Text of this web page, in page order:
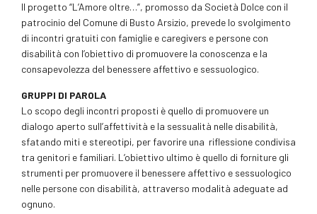
Il progetto “L’Amore oltre…”, promosso da Società Dolce con il
patrocinio del Comune di Busto Arsizio, prevede lo svolgimento
di incontri gratuiti con famiglie e caregivers e persone con
disabilità con l’obiettivo di promuovere la conoscenza e la
consapevolezza del benessere affettivo e sessuologico.
GRUPPI DI PAROLA
Lo scopo degli incontri proposti è quello di promuovere un
dialogo aperto sull’affettività e la sessualità nelle disabilità,
sfatando miti e stereotipi, per favorire una riflessione condivisa
tra genitori e familiari. L’obiettivo ultimo è quello di forniture gli
strumenti per promuovere il benessere affettivo e sessuologico
nelle persone con disabilità, attraverso modalità adeguate ad
ognuno.